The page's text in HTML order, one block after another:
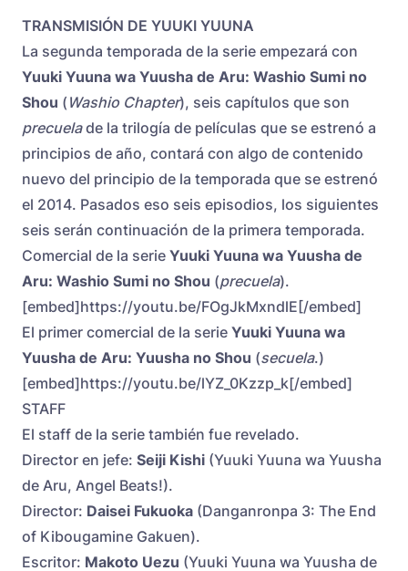
TRANSMISIÓN DE YUUKI YUUNA
La segunda temporada de la serie empezará con
Yuuki Yuuna wa Yuusha de Aru: Washio Sumi no
Shou ( Washio Chapter), seis capítulos que son
precuelade la trilogía de películas que se estrenó a
principios de año, contará con algo de contenido
nuevo del principio de la temporada que se estrenó
el 2014. Pasados eso seis episodios, los siguientes
seis serán continuación de la primera temporada.
Comercial de la serie Yuuki Yuuna wa Yuusha de
Aru: Washio Sumi no Shou (precuela).
[embed]https://youtu.be/FOgJkMxndlE[/embed]
El primer comercial de la serie Yuuki Yuuna wa
Yuusha de Aru: Yuusha no Shou (secuela.)
[embed]https://youtu.be/lYZ_0Kzzp_k[/embed]
STAFF
El staff de la serie también fue revelado.
Director en jefe: Seiji Kishi (Yuuki Yuuna wa Yuusha
de Aru, Angel Beats!).
Director: Daisei Fukuoka (Danganronpa 3: The End
of Kibougamine Gakuen).
Escritor: Makoto Uezu (Yuuki Yuuna wa Yuusha de